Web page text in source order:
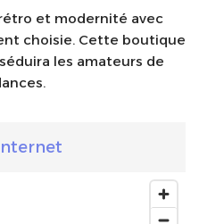
et modernité avec
choisie. Cette boutique
les amateurs de